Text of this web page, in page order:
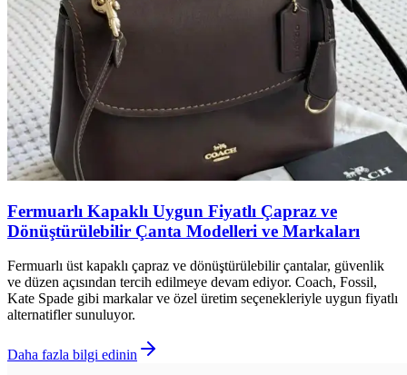
Fermuarlı Kapaklı Uygun Fiyatlı Çapraz ve
Dönüştürülebilir Çanta Modelleri ve Markaları
Fermuarlı üst kapaklı çapraz ve dönüştürülebilir çantalar, güvenlik
ve düzen açısından tercih edilmeye devam ediyor. Coach, Fossil,
Kate Spade gibi markalar ve özel üretim seçenekleriyle uygun fiyatlı
alternatifler sunuluyor.
Daha fazla bilgi edinin